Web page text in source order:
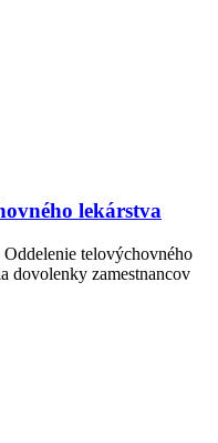
lekárstva
telovýchovného
dovolenky zamestnancov